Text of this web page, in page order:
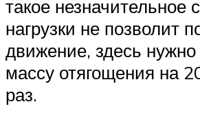
такое незначительное
нагрузки не позволит
движение, здесь
массу отягощения на
раз.